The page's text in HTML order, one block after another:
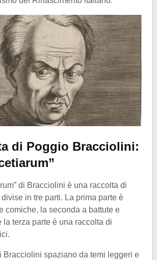
di Poggio Bracciolini:
di Bracciolini è una raccolta di
in tre parti. La prima parte è
comiche, la seconda a battute e
la terza parte è una raccolta di
Bracciolini spaziano da temi leggeri e